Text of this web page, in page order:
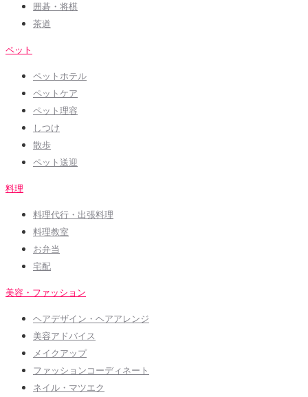
囲碁・将棋
茶道
ペット
ペットホテル
ペットケア
ペット理容
しつけ
散歩
ペット送迎
料理
料理代行・出張料理
料理教室
お弁当
宅配
美容・ファッション
ヘアデザイン・ヘアアレンジ
美容アドバイス
メイクアップ
ファッションコーディネート
ネイル・マツエク